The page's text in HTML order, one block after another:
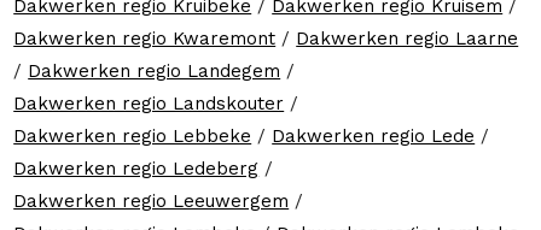
Dakwerken regio Kruibeke / Dakwerken regio Kruisem /
Dakwerken regio Kwaremont / Dakwerken regio Laarne
/ Dakwerken regio Landegem /
Dakwerken regio Landskouter /
Dakwerken regio Lebbeke / Dakwerken regio Lede /
Dakwerken regio Ledeberg /
Dakwerken regio Leeuwergem /